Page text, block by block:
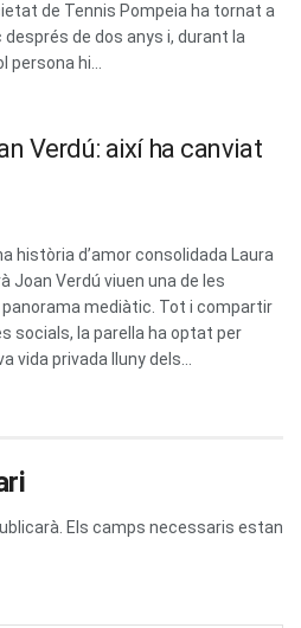
de Tennis Pompeia ha tornat a
de dos anys i, durant la
persona hi...
Verdú: així ha canviat
història d’amor consolidada Laura
Joan Verdú viuen una de les
mediàtic. Tot i compartir
socials, la parella ha optat per
vida privada lluny dels...
Els camps necessaris estan